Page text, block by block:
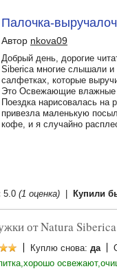
Палочка-
Автор nkova09
Добрый день, дорогие
Sibericа многие слышали и
салфетках, которые
Это Освежающие влажные
Поездка нарисовалась на
привезла маленькую
кофе, и я случайно
5.0 (1 оценка) Купили
от Natura Siberica
Куплю снова: да